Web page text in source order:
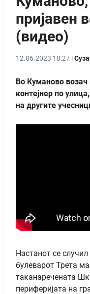
пријавен
(видео)
12.06.2023 18:27 |
Во Куманово
контејнер по
на другите
Настанот се
булеварот Трета
таканаречената
периферијата на